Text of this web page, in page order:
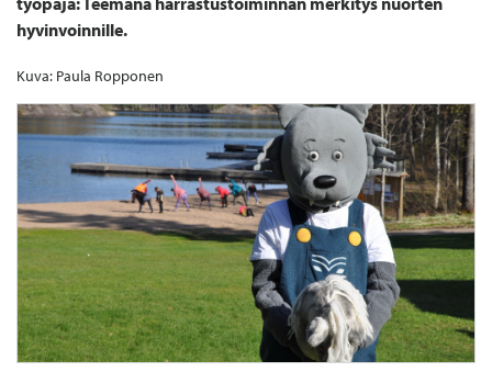
hyvinvoinnille.
Kuva: Paula Ropponen